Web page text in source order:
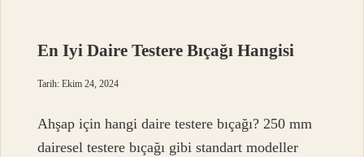
En Iyi Daire Testere Bıçağı Hangisi
Tarih: Ekim 24, 2024
Ahşap için hangi daire testere bıçağı? 250 mm
dairesel testere bıçağı gibi standart modeller